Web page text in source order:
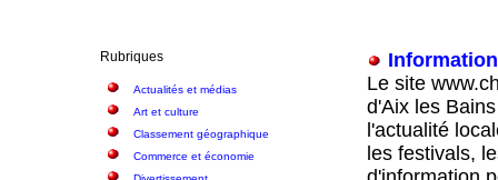
Rubriques
Actualités et médias
Art et culture
Classement géographique
Commerce et économie
Le site
d'Aix les
l'actualité
les festivals,